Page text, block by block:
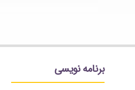
برنامه نویسی